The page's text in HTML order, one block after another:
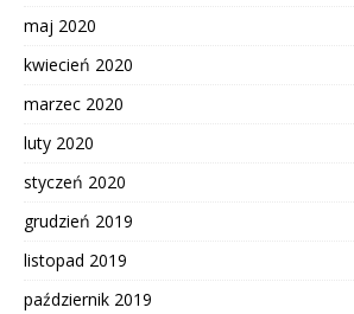
maj 2020
kwiecień 2020
marzec 2020
luty 2020
styczeń 2020
grudzień 2019
listopad 2019
październik 2019